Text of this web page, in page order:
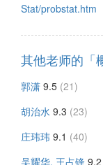
Stat/probstat.htm
其他老师的「
郭潇 9.5 (21)
胡治水 9.3 (23)
庄玮玮 9.1 (40)
吴耀华, 王占锋 9.2